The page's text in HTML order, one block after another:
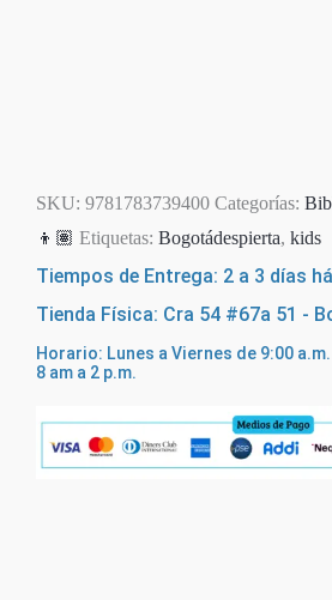
SKU: 9781783739400 Categorías:
👦🏽 Etiquetas: Bogotádespierta, kids
Tiempos de Entrega: 2 a 3 días
Tienda Física: Cra 54 #67a 51 -
Horario: Lunes a Viernes de 9:00
8 am a 2 p.m.